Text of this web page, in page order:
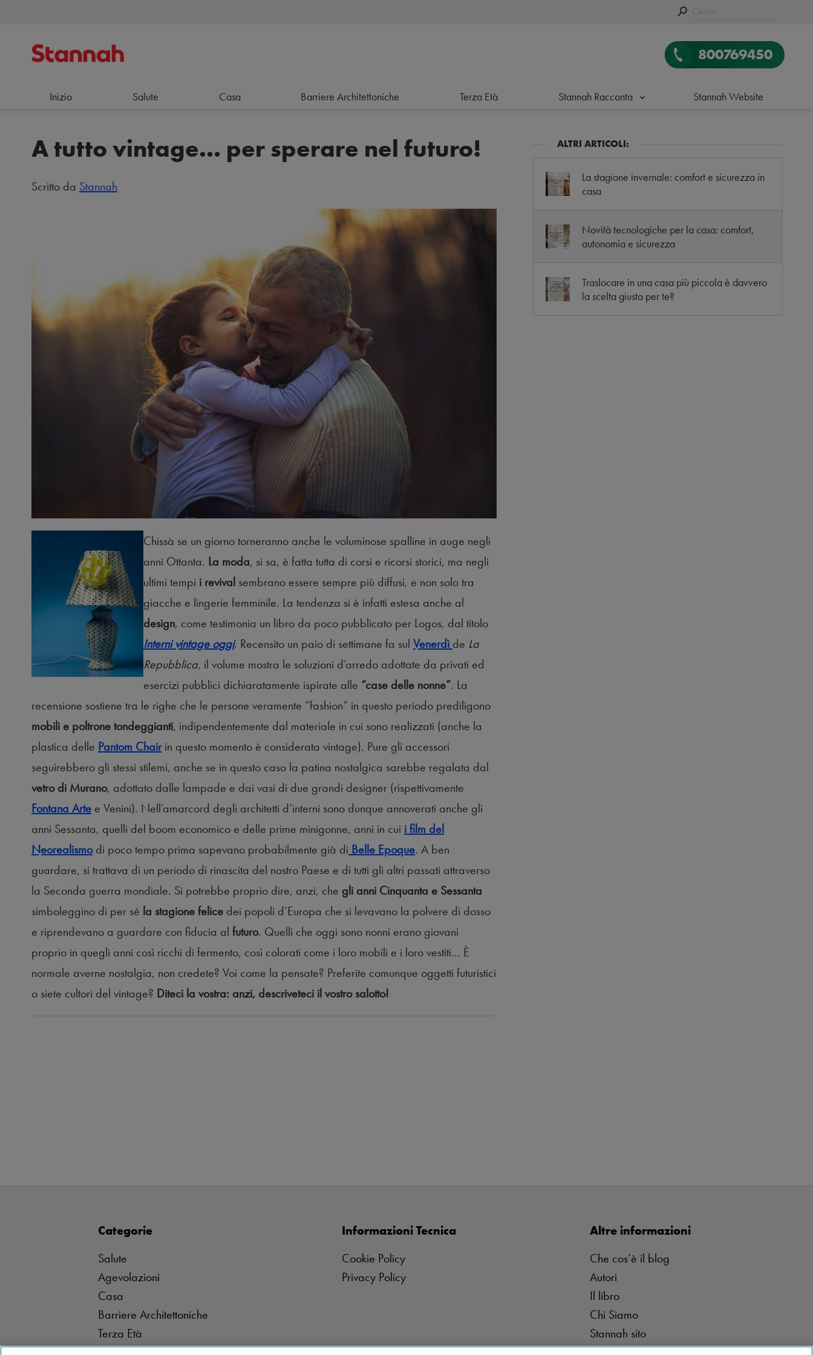
800769450
Inizio Salute Casa Barriere Architettoniche Terza Età Stannah Racconta Stannah Website
A tutto vintage... per sperare nel futuro!
Scritto da Stannah
Chissà se un giorno torneranno anche le voluminose spalline in auge negli
anni Ottanta. La moda, si sa, è fatta tutta di corsi e ricorsi storici, ma negli
ultimi tempi i revival sembrano essere sempre più diffusi, e non solo tra
giacche e lingerie femminile. La tendenza si è infatti estesa anche al
design, come testimonia un libro da poco pubblicato per Logos, dal titolo
Interni vintage oggi. Recensito un paio di settimane fa sul Venerdì de La
Repubblica, il volume mostra le soluzioni d’arredo adottate da privati ed
esercizi pubblici dichiaratamente ispirate alle “case delle nonne”. La
recensione sostiene tra le righe che le persone veramente “fashion” in questo periodo prediligono
mobili e poltrone tondeggianti, indipendentemente dal materiale in cui sono realizzati (anche la
plastica delle Pantom Chair in questo momento è considerata vintage). Pure gli accessori
seguirebbero gli stessi stilemi, anche se in questo caso la patina nostalgica sarebbe regalata dal
vetro di Murano, adottato dalle lampade e dai vasi di due grandi designer (rispettivamente
Fontana Arte e Venini). Nell’amarcord degli architetti d’interni sono dunque annoverati anche gli
anni Sessanta, quelli del boom economico e delle prime minigonne, anni in cui i film del
Neorealismodi poco tempo prima sapevano probabilmente già di Belle Epoque. A ben
guardare, si trattava di un periodo di rinascita del nostro Paese e di tutti gli altri passati attraverso
la Seconda guerra mondiale. Si potrebbe proprio dire, anzi, che gli anni Cinquanta e Sessanta
simboleggino di per sé la stagione felice dei popoli d’Europa che si levavano la polvere di dosso
e riprendevano a guardare con fiducia al futuro. Quelli che oggi sono nonni erano giovani
proprio in quegli anni così ricchi di fermento, così colorati come i loro mobili e i loro vestiti… È
normale averne nostalgia, non credete? Voi come la pensate? Preferite comunque oggetti futuristici
o siete cultori del vintage? Diteci la vostra: anzi, descriveteci il vostro salotto!
ALTRI ARTICOLI:
La stagione invernale: comfort e sicurezza in
casa
Novità tecnologiche per la casa: comfort,
autonomia e sicurezza
Traslocare in una casa più piccola è davvero
la scelta giusta per te?
Categorie
Salute
Agevolazioni
Casa
Barriere Architettoniche
Terza Età
Informazioni Tecnica
Cookie Policy
Privacy Policy
Altre informazioni
Che cos’è il blog
Autori
Il libro
Chi Siamo
Stannah sito